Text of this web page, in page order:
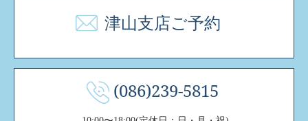
津山支店ご予約
(086)239-5815